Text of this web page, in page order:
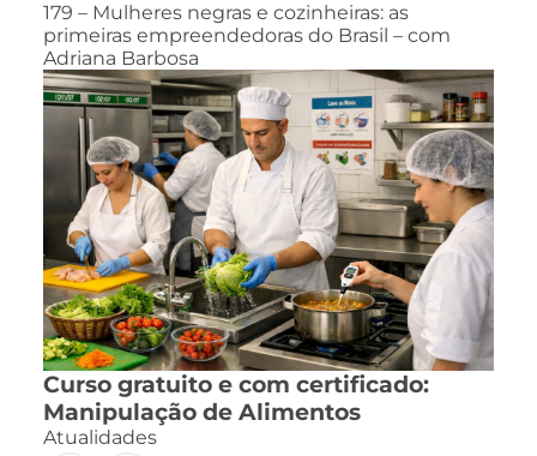
179 – Mulheres negras e cozinheiras: as
primeiras empreendedoras do Brasil – com
Adriana Barbosa
Curso gratuito e com certificado:
Manipulação de Alimentos
Atualidades